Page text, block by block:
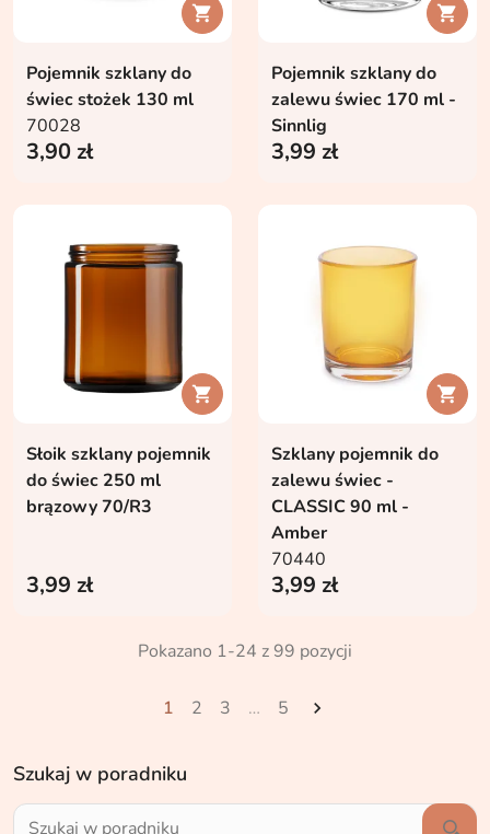
Szukaj w poradniku

Pojemnik szklany do
świec stożek 130 ml
70028
3,90 zł

Pojemnik szklany do
zalewu świec 170 ml -
Sinnlig
3,99 zł

Słoik szklany pojemnik
do świec 250 ml
brązowy 70/R3
3,99 zł

Szklany pojemnik do
zalewu świec -
CLASSIC 90 ml -
Amber
70440
3,99 zł
Pokazano 1-24 z 99 pozycji
1 2 3 … 5 